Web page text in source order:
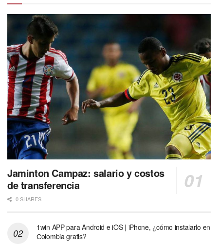
Jaminton Campaz: salario y costos
de transferencia
0 SHARES
1win APP para Android e iOS | iPhone, ¿cómo instalarlo en
Сolombia gratis?